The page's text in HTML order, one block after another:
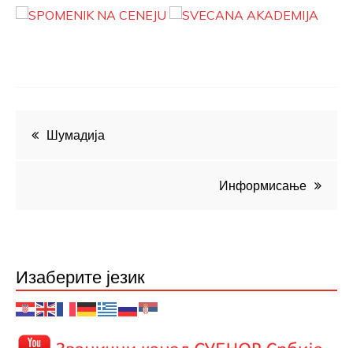
Кретање
Шумадија
Информисање
Изаберите језик